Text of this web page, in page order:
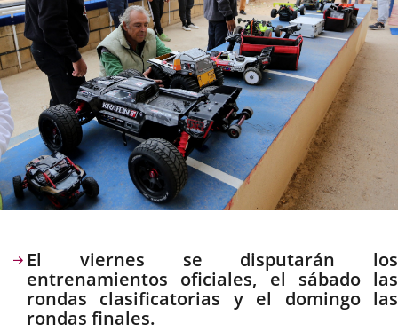
Descripción
El viernes se disputarán los
entrenamientos oficiales, el sábado las
rondas clasificatorias y el domingo las
rondas finales.